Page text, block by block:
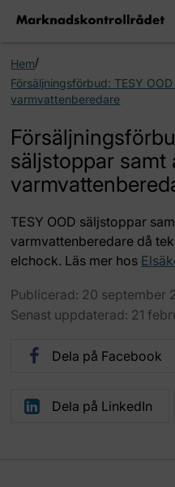
Hem/
Försäljningsförbud: TESY
varmvattenberedare
säljstoppar samt
TESY OOD säljstoppar
varmvattenberedare då
elchock. Läs mer hos
Publicerad: 20 september
Senast uppdaterad: 21
Dela på Facebook
Dela på LinkedIn